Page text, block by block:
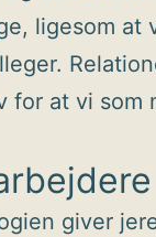
ligesom at
for at vi som
giver